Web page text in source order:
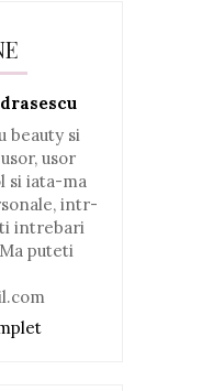
beauty si
usor
si iata-ma
intr-
intrebari
puteti